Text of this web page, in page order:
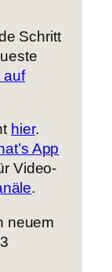
Schritt
auf
hier.
App
Video-
.
neuem